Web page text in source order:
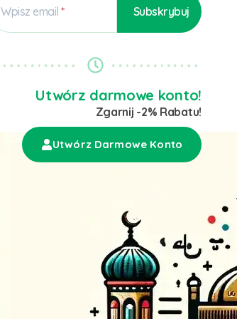
Wpisz email
Utwórz darmowe konto!
Zgarnij -2% Rabatu!
Utwórz Darmowe Konto